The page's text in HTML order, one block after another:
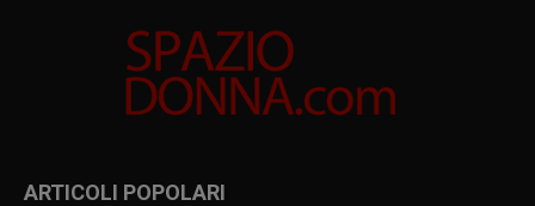
ARTICOLI POPOLARI